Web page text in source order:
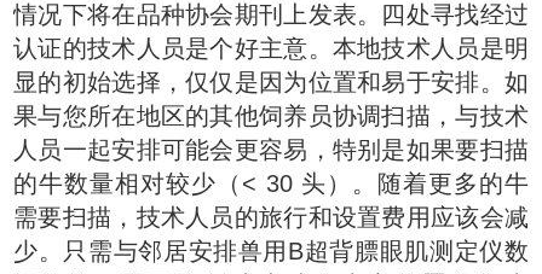
情况下将在品种协会期刊上发表。四处寻找经过
认证的技术人员是个好主意。本地技术人员是明
显的初始选择，仅仅是因为位置和易于安排。如
果与您所在地区的其他饲养员协调扫描，与技术
人员一起安排可能会更容易，特别是如果要扫描
的牛数量相对较少（< 30 头）。随着更多的牛
需要扫描，技术人员的旅行和设置费用应该会减
少。只需与邻居安排兽用B超背膘眼肌测定仪数